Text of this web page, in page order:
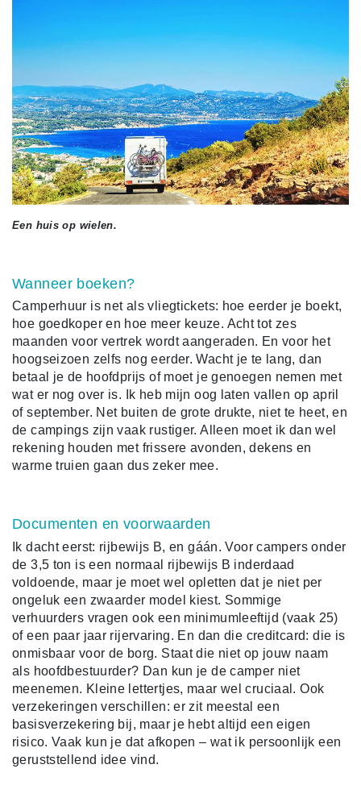
Een huis op wielen.
Wanneer boeken?
Camperhuur is net als vliegtickets: hoe eerder je boekt,
hoe goedkoper en hoe meer keuze. Acht tot zes
maanden voor vertrek wordt aangeraden. En voor het
hoogseizoen zelfs nog eerder. Wacht je te lang, dan
betaal je de hoofdprijs of moet je genoegen nemen met
wat er nog over is. Ik heb mijn oog laten vallen op april
of september. Net buiten de grote drukte, niet te heet, en
de campings zijn vaak rustiger. Alleen moet ik dan wel
rekening houden met frissere avonden, dekens en
warme truien gaan dus zeker mee.
Documenten en voorwaarden
Ik dacht eerst: rijbewijs B, en gáán. Voor campers onder
de 3,5 ton is een normaal rijbewijs B inderdaad
voldoende, maar je moet wel opletten dat je niet per
ongeluk een zwaarder model kiest. Sommige
verhuurders vragen ook een minimumleeftijd (vaak 25)
of een paar jaar rijervaring. En dan die creditcard: die is
onmisbaar voor de borg. Staat die niet op jouw naam
als hoofdbestuurder? Dan kun je de camper niet
meenemen. Kleine lettertjes, maar wel cruciaal. Ook
verzekeringen verschillen: er zit meestal een
basisverzekering bij, maar je hebt altijd een eigen
risico. Vaak kun je dat afkopen – wat ik persoonlijk een
geruststellend idee vind.